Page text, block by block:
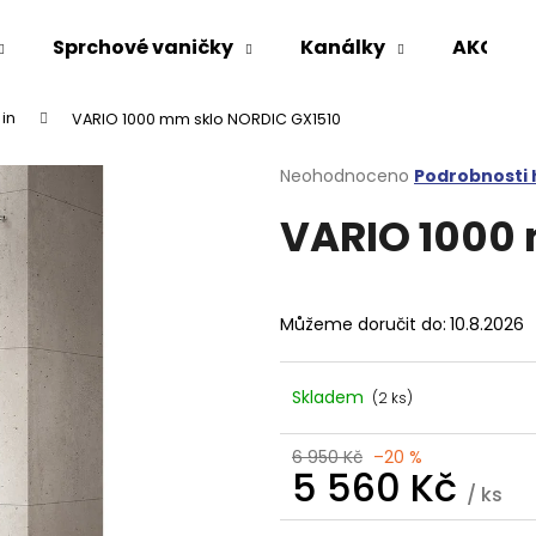
Sprchové vaničky Kanálky AKCE %
VARIO 1000 mm sklo NORDIC GX1510
Průměrné
produktu
je
hvězdiček.
Neohodnoceno Podrobnosti
VARIO 1000
Můžeme doručit do: 10.8.2026
Skladem (2 ks)
6 950 Kč –20 %
5 560 Kč / ks
Měrná
Co potřebujete najít?
HLEDAT
Doporučujeme
VARIO SPRCHOVÁ ZÁSTĚNA 1000 MM VOLCANO